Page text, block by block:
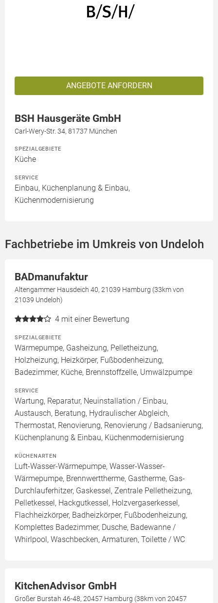
ANGEBOTE ANFORDERN
BSH Hausgeräte GmbH
Carl-Wery-Str. 34, 81737 München
SPEZIALGEBIETE
Küche
SERVICE
Einbau, Küchenplanung & Einbau,
Küchenmodernisierung
Fachbetriebe im Umkreis von Undeloh
BADmanufaktur
Altengammer Hausdeich 40, 21039 Hamburg (33km von
21039 Undeloh)
4 mit einer Bewertung
SPEZIALGEBIETE
Wärmepumpe, Gasheizung, Pelletheizung,
Holzheizung, Heizkörper, Fußbodenheizung,
Badezimmer, Küche, Brennstoffzelle, Umwälzpumpe
SERVICE
Wartung, Reparatur, Neuinstallation / Einbau,
Austausch, Beratung, Hydraulischer Abgleich,
Thermostat, Renovierung, Renovierung / Badsanierung,
Küchenplanung & Einbau, Küchenmodernisierung
KÜCHENARTEN
Luft-Wasser-Wärmepumpe, Wasser-Wasser-
Wärmepumpe, Brennwerttherme, Gastherme, Gas-
Durchlauferhitzer, Gaskessel, Zentrale Pelletheizung,
Pelletkessel, Hackgutkessel, Holzvergaserkessel,
Flachheizkörper, Badheizkörper, Fußbodenheizung,
Komplettes Badezimmer, Dusche, Badewanne /
Whirlpool, Waschbecken, Armaturen, Toilette / WC
KitchenAdvisor GmbH
Großer Burstah 46-48, 20457 Hamburg (38km von 20457